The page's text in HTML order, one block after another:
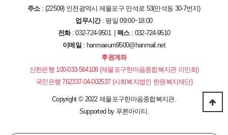
주소: (22509) 인천광역시 제물포구 만석로 53(만석동 30-7번지)
업무시간: 평일 09:00~18:00
전화: 032-724-9501 |팩스: 032-724-9510
이메일 : hanmaeum9500@hanmail.net
후원계좌
신한은행 100-033-564108 (제물포구한마음종합복지관 이민희)
국민은행 762337-04-002537 (사회복지법인 한원복지재단)
Copyright ©2022 제물포구한마음종합복지관.
Supported by 푸른아이티.